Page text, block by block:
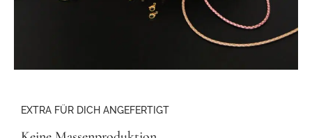
EXTRA FÜR DICH ANGEFERTIGT